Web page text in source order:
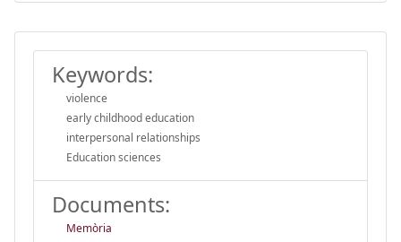
Keywords:
violence
early childhood education
interpersonal relationships
Education sciences
Documents:
Memòria